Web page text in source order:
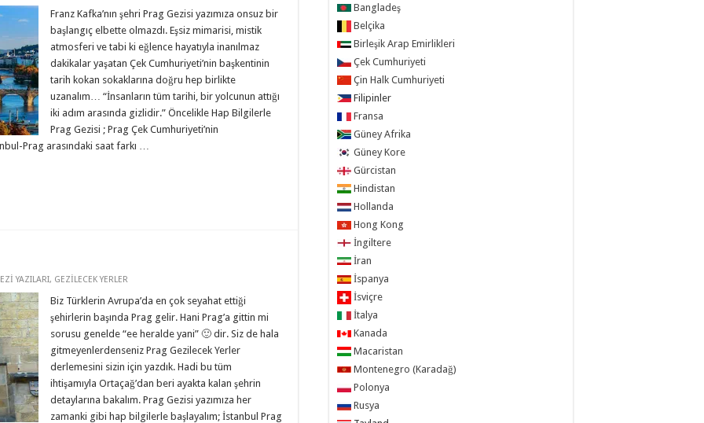
Franz Kafka’nın şehri Prag Gezisi yazımıza onsuz bir
başlangıç elbette olmazdı. Eşsiz mimarisi, mistik
atmosferi ve tabi ki eğlence hayatıyla inanılmaz
dakikalar yaşatan Çek Cumhuriyeti’nin başkentinin
tarih kokan sokaklarına doğru hep birlikte
uzanalım… “İnsanların tüm tarihi, bir yolcunun attığı
iki adım arasında gizlidir.” Öncelikle Hap Bilgilerle
Prag Gezisi ; Prag Çek Cumhuriyeti’nin
Prag arasındaki saat farkı …
YAZILARI, GEZİLECEK YERLER
Biz Türklerin Avrupa’da en çok seyahat ettiği
şehirlerin başında Prag gelir. Hani Prag’a gittin mi
sorusu genelde “ee heralde yani” 🙂 dir. Siz de hala
gitmeyenlerdenseniz Prag Gezilecek Yerler
derlemesini sizin için yazdık. Hadi bu tüm
ihtişamıyla Ortaçağ’dan beri ayakta kalan şehrin
detaylarına bakalım. Prag Gezisi yazımıza her
zamanki gibi hap bilgilerle başlayalım; İstanbul Prag
Bangladeş
Belçika
Birleşik Arap Emirlikleri
Çek Cumhuriyeti
Çin Halk Cumhuriyeti
Filipinler
Fransa
Güney Afrika
Güney Kore
Gürcistan
Hindistan
Hollanda
Hong Kong
İngiltere
İran
İspanya
İsviçre
İtalya
Kanada
Macaristan
Montenegro (Karadağ)
Polonya
Rusya